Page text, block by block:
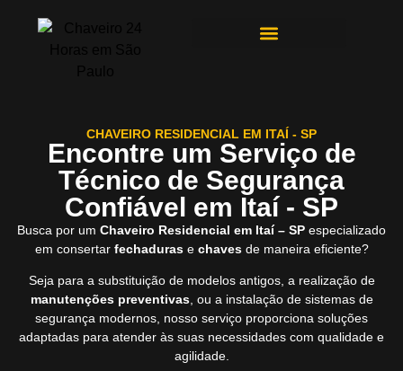
CHAVEIRO RESIDENCIAL EM ITAÍ - SP
Encontre um Serviço de
Técnico de Segurança
Confiável em Itaí - SP
Busca por um Chaveiro Residencial em Itaí – SP especializado
em consertar fechadurase chavesde maneira eficiente?
Seja para a substituição de modelos antigos, a realização de
manutenções preventivas, ou a instalação de sistemas de
segurança modernos, nosso serviço proporciona soluções
adaptadas para atender às suas necessidades com qualidade e
agilidade.